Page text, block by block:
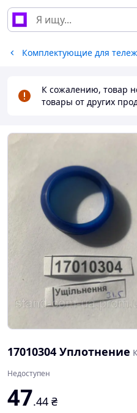
Комплектующие для
К сожалению, товар
товары от других
17010304 Уплотнение
Недоступен
47.44 ₴